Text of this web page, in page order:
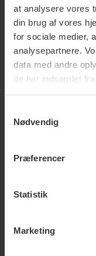
at analysere vores
din brug af vores
for sociale medier,
analysepartnere.
data med andre
de har indsamlet
Nødvendig
Præferencer
Statistik
Marketing
Temperatur